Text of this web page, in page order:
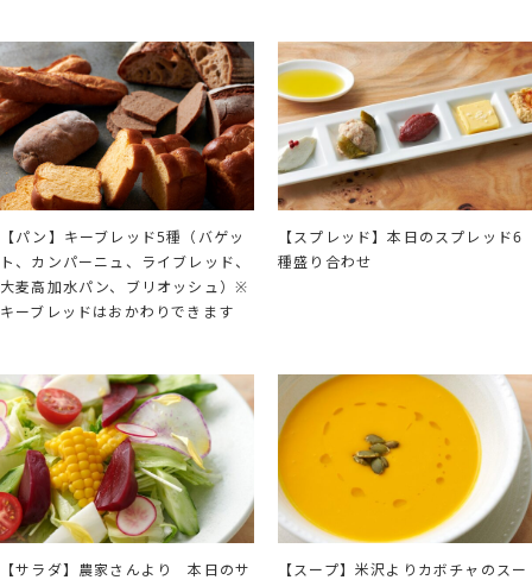
【パン】キーブレッド5種（バゲッ
ト、カンパーニュ、ライブレッド、
大麦高加水パン、ブリオッシュ）※
キーブレッドはおかわりできます
【スプレッド】本日のスプレッド6
種盛り合わせ
【サラダ】農家さんより 本日のサ
【スープ】米沢よりカボチャのスー